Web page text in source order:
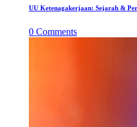
UU Ketenagakerjaan: Sejarah &
0 Comments